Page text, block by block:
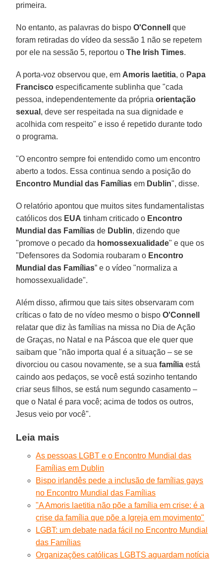
primeira.
No entanto, as palavras do bispoO'Connell
que
foram retiradas do vídeo da sessão 1 não se repetem
por ele na sessão 5, reportou oThe Irish Times.
A porta-voz observou que, em Amoris laetitia, o Papa
Francisco especificamente sublinha que "cada
pessoa, independentemente da própriaorientação
sexual , deve ser respeitada na sua dignidade e
acolhida com respeito" e isso é repetido durante todo
o programa.
"O encontro sempre foi entendido como um encontro
aberto a todos. Essa continua sendo a posição do
Encontro Mundial das Famílias em Dublin", disse.
O relatório apontou que muitos sites fundamentalistas
católicos dos EUA tinham criticado o Encontro
Mundial das Famílias de Dublin, dizendo que
"promove o pecado da homossexualidade" e que os
"Defensores da Sodomia roubaram o Encontro
Mundial das Famílias” e o vídeo "normaliza a
homossexualidade".
Além disso, afirmou que tais sites observaram com
críticas o fato de no vídeo mesmo o bispoO'Connell
relatar que diz às famílias na missa no Dia de Ação
de Graças, no Natal e na Páscoa que ele quer que
saibam que "não importa qual é a situação – se se
divorciou ou casou novamente, se a suafamília está
caindo aos pedaços, se você está sozinho tentando
criar seus filhos, se está num segundo casamento –
que o Natal é para você; acima de todos os outros,
Jesus veio por você".
Leia mais
As pessoas LGBT e o Encontro Mundial das
Famílias em Dublin
Bispo irlandês pede a inclusão de famílias gays
no Encontro Mundial das Famílias
"A Amoris laetitia não põe a família em crise: é a
crise da família que põe a Igreja em movimento"
LGBT: um debate nada fácil no Encontro Mundial
das Famílias
Organizações católicas LGBTS aguardam notícia